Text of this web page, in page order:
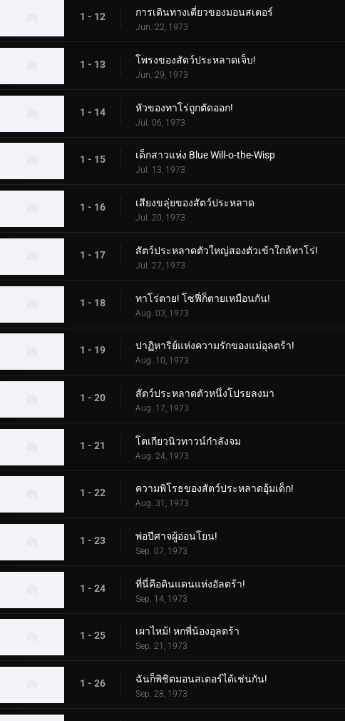
1 - 12 การเดินทางเดี่ยวของมอนสเตอร์
Jun. 22, 1973
1 - 13 โพรงของสัตว์ประหลาดเจ็บ!
Jun. 29, 1973
1 - 14 หัวของทาโร่ถูกตัดออก!
Jul. 06, 1973
1 - 15 เด็กสาวแห่ง Blue Will-o-the-Wisp
Jul. 13, 1973
1 - 16 เสียงขลุ่ยของสัตว์ประหลาด
Jul. 20, 1973
1 - 17 สัตว์ประหลาดตัวใหญ่สองตัวเข้าใกล้ทาโร่!
Jul. 27, 1973
1 - 18 ทาโร่ตาย! โซฟี่ก็ตายเหมือนกัน!
Aug. 03, 1973
1 - 19 ปาฏิหาริย์แห่งความรักของแม่อุลตร้า!
Aug. 10, 1973
1 - 20 สัตว์ประหลาดตัวหนึ่งโปรยลงมา
Aug. 17, 1973
1 - 21 โตเกียวนิวทาวน์กำลังจม
Aug. 24, 1973
1 - 22 ความพิโรธของสัตว์ประหลาดอุ้มเด็ก!
Aug. 31, 1973
1 - 23 พ่อปีศาจผู้อ่อนโยน!
Sep. 07, 1973
1 - 24 ที่นี่คือดินแดนแห่งอัลตร้า!
Sep. 14, 1973
1 - 25 เผาไหม้! หกพี่น้องอุลตร้า
Sep. 21, 1973
1 - 26 ฉันก็พิชิตมอนสเตอร์ได้เช่นกัน!
Sep. 28, 1973